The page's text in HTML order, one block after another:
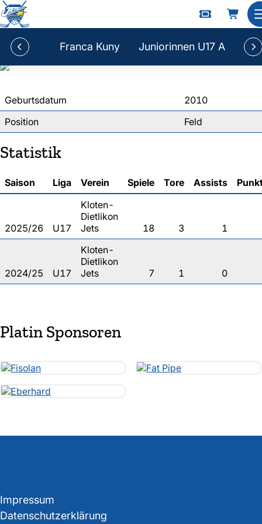
Franca Kuny Juniorinnen U17 A
Ohara Ferorelli
Geburtsdatum
2010
Position
Feld
Statistik
Saison Liga Verein Spiele Tore Assists
2025/26 U17
Kloten-
Dietlikon
Jets
18 3 1
2024/25 U17
Kloten-
Dietlikon
Jets
7 1 0
Platin Sponsoren
Impressum
Datenschutzerklärung